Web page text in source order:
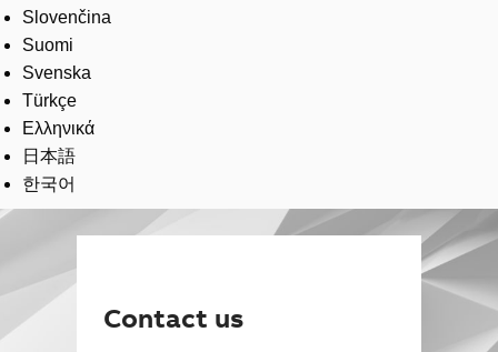
Slovenčina
Suomi
Svenska
Türkçe
Ελληνικά
日本語
한국어
Contact us